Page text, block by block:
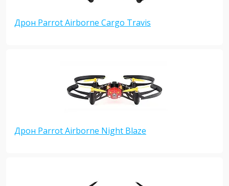
Дрон Parrot Airborne Cargo Travis
Дрон Parrot Airborne Night Blaze